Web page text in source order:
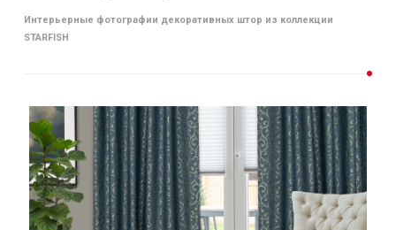
Интерьерные фотографии декоративных штор из коллекции
STARFISH